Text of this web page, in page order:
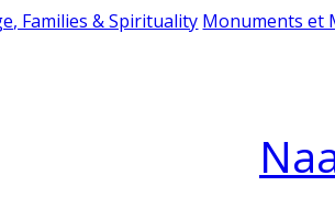
Families & Spirituality Monuments et